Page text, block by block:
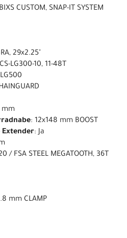
CUSTOM, SNAP-IT SYSTEM
29x2.25"
LG300-10, 11-48T
mm
: 12x148 mm BOOST
Extender: Ja
/ FSA STEEL MEGATOOTH, 36T
mm CLAMP